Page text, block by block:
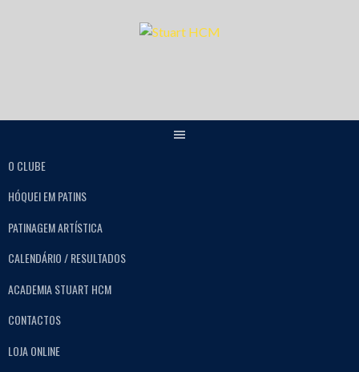
O CLUBE
HÓQUEI EM PATINS
PATINAGEM ARTÍSTICA
CALENDÁRIO / RESULTADOS
ACADEMIA STUART HCM
CONTACTOS
LOJA ONLINE